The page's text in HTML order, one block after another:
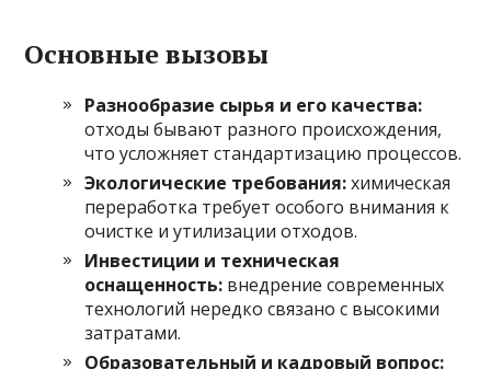
Основные вызовы
Разнообразие сырья и его качества:
отходы бывают разного происхождения,
что усложняет стандартизацию процессов.
Экологические требования:химическая
переработка требует особого внимания к
очистке и утилизации отходов.
Инвестиции и техническая
оснащенность: внедрение современных
технологий нередко связано с высокими
затратами.
Образовательный и кадровый вопрос: